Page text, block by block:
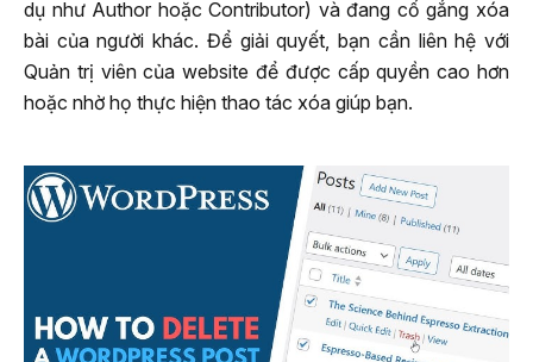
dụ như Author hoặc Contributor) và đang cố gắng xóa
bài của người khác. Để giải quyết, bạn cần liên hệ với
Quản trị viên của website để được cấp quyền cao hơn
hoặc nhờ họ thực hiện thao tác xóa giúp bạn.